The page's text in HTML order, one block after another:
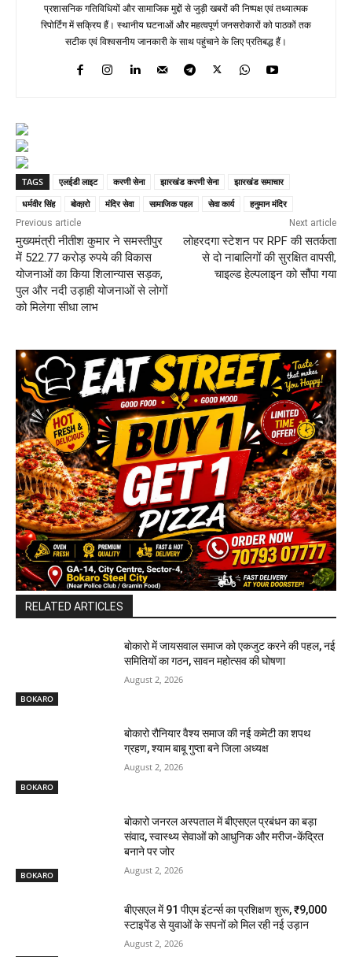
प्रशासनिक गतिविधियों और सामाजिक मुद्दों से जुड़ी खबरों की निष्पक्ष एवं तथ्यात्मक
रिपोर्टिंग में सक्रिय हैं। स्थानीय घटनाओं और महत्वपूर्ण जनसरोकारों को पाठकों तक
सटीक एवं विश्वसनीय जानकारी के साथ पहुंचाने के लिए प्रतिबद्ध हैं।
TAGS एलईडी लाइट करणी सेना झारखंड करणी सेना
झारखंड समाचार
धर्मवीर सिंह
बोका़रो मंदिर सेवा सामाजिक पहल सेवा कार्य हनुमान मंदिर
Previous article
मुख्यमंत्री नीतीश कुमार ने समस्तीपुर
में 522.77 करोड़ रुपये की विकास
योजनाओं का किया शिलान्यास सड़क,
पुल और नदी उड़ाही योजनाओं से लोगों
को मिलेगा सीधा लाभ
Next article
लोहरदगा स्टेशन पर RPF की सतर्कता
से दो नाबालिगों की सुरक्षित वापसी,
चाइल्ड हेल्पलाइन को सौंपा गया
RELATED ARTICLES
BOKARO
बोकारो में जायसवाल समाज को एकजुट करने की पहल, नई
समितियों का गठन, सावन महोत्सव की घोषणा
August 2, 2026
BOKARO
बोकारो रौनियार वैश्य समाज की नई कमेटी का शपथ
ग्रहण, श्याम बाबू गुप्ता बने जिला अध्यक्ष
August 2, 2026
BOKARO
बोकारो जनरल अस्पताल में बीएसएल प्रबंधन का बड़ा
संवाद, स्वास्थ्य सेवाओं को आधुनिक और मरीज-केंद्रित
बनाने पर जोर
August 2, 2026
बीएसएल में 91 पीएम इंटर्न्स का प्रशिक्षण शुरू, ₹9,000
स्टाइपेंड से युवाओं के सपनों को मिल रही नई उड़ान
August 2, 2026